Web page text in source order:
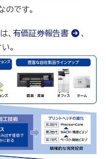
のです。
、 有価証券報告書
、
。